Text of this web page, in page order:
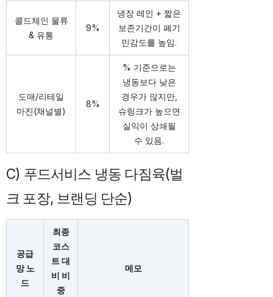
콜드체인 물류
& 유통
9%
냉장 레인 + 짧은
보존기간이 폐기
민감도를 높임.
도매/리테일
마진(채널별)
8%
% 기준으로는
냉동보다 낮은
경우가 많지만,
슈링크가 높으면
실익이 상쇄될
수 있음.
C) 푸드서비스 냉동 다짐육(벌
크 포장, 브랜딩 단순)
공급
망 노
드
최종
코스
트 대
비 비
중
메모